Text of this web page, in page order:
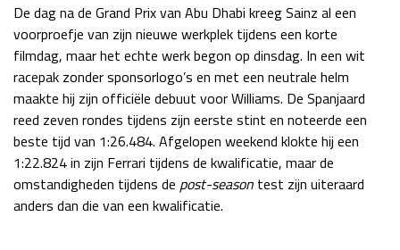
Kwalificatie
za 05:00 - 06:00
Race
zo 05:00 - 07:00
GP QATAR 2026 27 - 29 nov
Kwalificatie
za 15:00 - 16:00
Race
zo 14:00 - 16:00
De dag na de Grand Prix van Abu Dhabi kreeg Sainz al een
voorproefje van zijn nieuwe werkplek tijdens een korte
filmdag, maar het echte werk begon op dinsdag. In een wit
racepak zonder sponsorlogo’s en met een neutrale helm
maakte hij zijn officiële debuut voor Williams. De Spanjaard
reed zeven rondes tijdens zijn eerste stint en noteerde een
beste tijd van 1:26.484. Afgelopen weekend klokte hij een
1:22.824 in zijn Ferrari tijdens de kwalificatie, maar de
omstandigheden tijdens de post-season test zijn uiteraard
anders dan die van een kwalificatie.